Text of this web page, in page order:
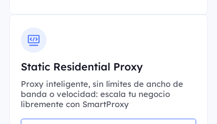
Static Residential Proxy
Proxy inteligente, sin límites de ancho de
banda o velocidad: escala tu negocio
libremente con SmartProxy